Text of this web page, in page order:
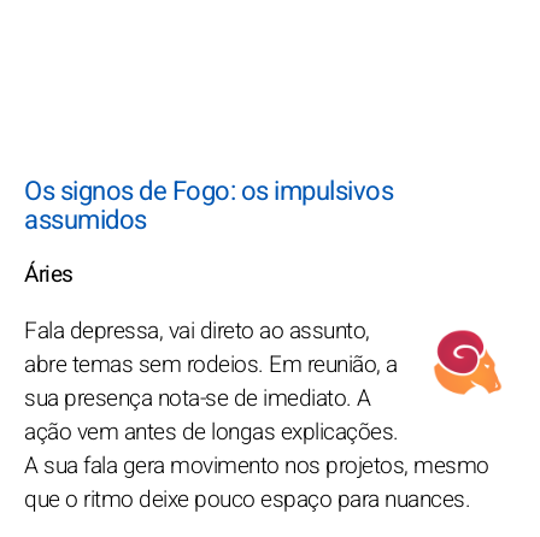
Os signos de Fogo: os impulsivos
assumidos
Áries
Fala depressa, vai direto ao assunto,
abre temas sem rodeios. Em reunião, a
sua presença nota-se de imediato. A
ação vem antes de longas explicações.
A sua fala gera movimento nos projetos, mesmo
que o ritmo deixe pouco espaço para nuances.